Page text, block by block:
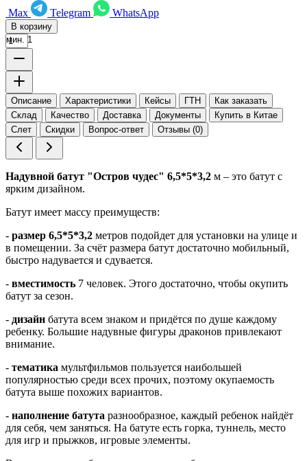
Max
Telegram WhatsApp
В корзину
мин. 1
Описание Характеристики Кейсы ГТН
Как заказать
Склад
Качество Доставка Документы
Купить в Китае
Слет
Скидки Вопрос-ответ Отзывы (0)
Надувной батут "Остров чудес" 6,5*5*3,2 м – это батут с
ярким дизайном.
Батут имеет массу преимуществ:
- размер 6,5*5*3,2 метров подойдет для установки на улице и
в помещении. За счёт размера батут достаточно мобильный,
быстро надувается и сдувается.
- вместимость 7 человек. Этого достаточно, чтобы окупить
батут за сезон.
- дизайн батута всем знаком и придётся по душе каждому
ребенку. Большие надувные фигуры драконов привлекают
внимание.
- тематика мультфильмов пользуется наибольшей
популярностью среди всех прочих, поэтому окупаемость
батута выше похожих вариантов.
- наполнение батута разнообразное, каждый ребенок найдёт
для себя, чем заняться. На батуте есть горка, туннель, место
для игр и прыжков, игровые элементы.